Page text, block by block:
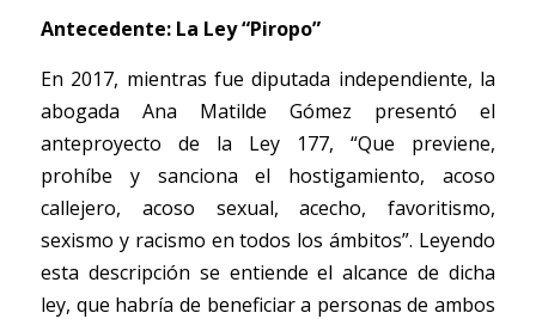
Antecedente: La Ley “Piropo”
En 2017, mientras fue diputada independiente, la
abogada Ana Matilde Gómez presentó el
anteproyecto de la Ley 177, “Que previene,
prohíbe y sanciona el hostigamiento, acoso
callejero, acoso sexual, acecho, favoritismo,
sexismo y racismo en todos los ámbitos”. Leyendo
esta descripción se entiende el alcance de dicha
ley, que habría de beneficiar a personas de ambos